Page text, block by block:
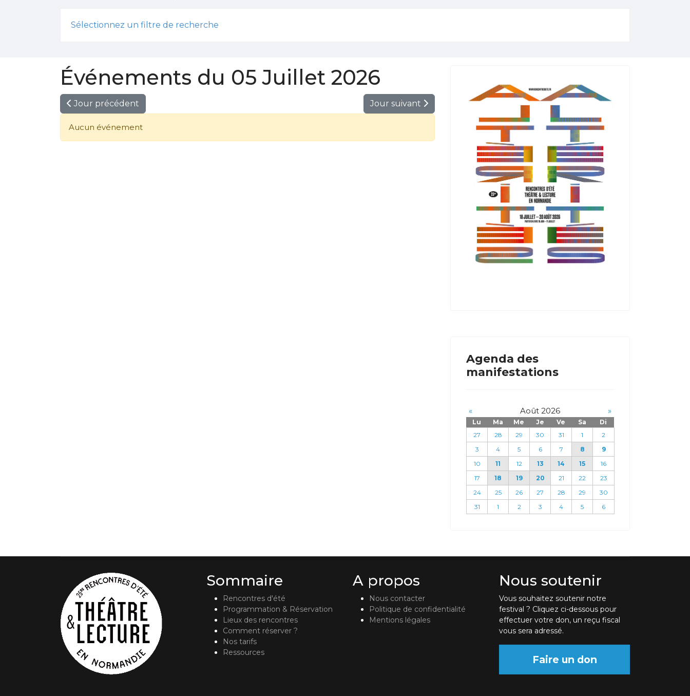
Sélectionnez un filtre de recherche
Événements du 05 Juillet 2026
Jour précédent Jour suivant
Aucun événement
Agenda des
manifestations
« Août 2026 »
Lu Ma Me Je Ve Sa
Di
27
28 29 30 31 1
2
3
4 5 6 7 8
9
10
11 12 13 14 15
16
17
18 19 20 21 22
23
24
25 26 27 28 29
30
31
1 2 3 4 5 6
Sommaire
Rencontres d'été
Programmation & Réservation
Lieux des rencontres
Comment réserver ?
Nos tarifs
Ressources
A propos
Nous contacter
Politique de confidentialité
Mentions légales
Nous soutenir
Vous souhaitez soutenir notre
festival ? Cliquez ci-dessous pour
effectuer votre don, un reçu fiscal
vous sera adressé.
Faire un don